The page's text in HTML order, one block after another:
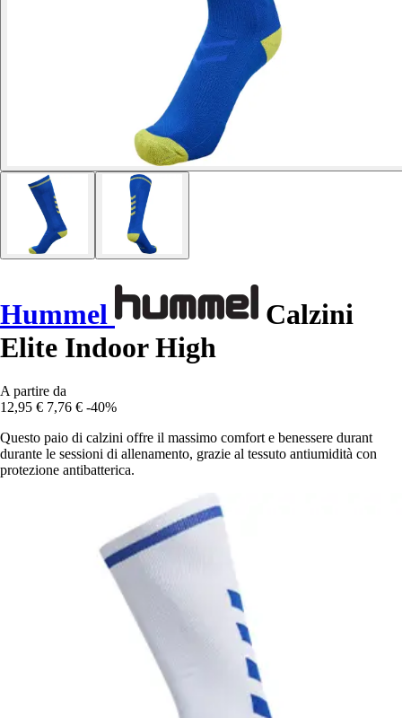
Hummel
Calzini
Elite Indoor High
A partire da
12,95 € 7,76 € -40%
Questo paio di calzini offre il massimo comfort e benessere durant
durante le sessioni di allenamento, grazie al tessuto antiumidità con
protezione antibatterica.